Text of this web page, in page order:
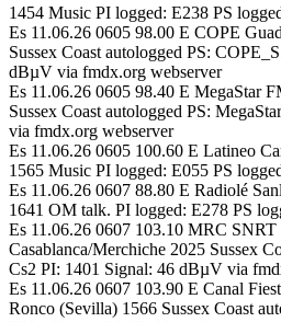
1454 Music PI logged: E238 PS
Es 11.06.26 0605 98.00 E COPE
Sussex Coast autologged PS:
dBµV via fmdx.org webserver
Es 11.06.26 0605 98.40 E MegaStar
Sussex Coast autologged PS:
via fmdx.org webserver
Es 11.06.26 0605 100.60 E Latineo
1565 Music PI logged: E055 PS
Es 11.06.26 0607 88.80 E Radiolé
1641 OM talk. PI logged: E278 PS
Es 11.06.26 0607 103.10 MRC SNRT
Casablanca/Merchiche 2025 Sussex
Cs2 PI: 1401 Signal: 46 dBµV via
Es 11.06.26 0607 103.90 E Canal
Ronco (Sevilla) 1566 Sussex Coast